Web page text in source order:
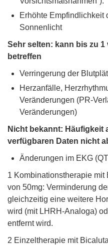
Erhöhte Empfindlichkeit
Sonnenlicht
Sehr selten: kann bis zu 1
betreffen
Verringerung der
Herzanfälle,
Veränderungen (PR-
Veränderungen)
Nicht bekannt: Häufigkeit
verfügbaren Daten nicht
Änderungen im EKG
1 Kombinationstherapie
von 50mg: Verminderung
gleichzeitig eine weitere
wird (mit LHRH-Analoga)
entfernt wird.
2 Einzeltherapie mit